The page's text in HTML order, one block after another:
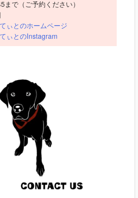
まで（ご予約ください）
ぃとのホームページ
ぃとのInstagram